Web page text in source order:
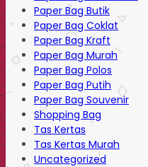
Paper Bag Butik
Paper Bag Coklat
Paper Bag Kraft
Paper Bag Murah
Paper Bag Polos
Paper Bag Putih
Paper Bag Souvenir
Shopping Bag
Tas Kertas
Tas Kertas Murah
Uncategorized